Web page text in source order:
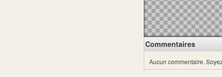
Commentaires
Aucun commentaire.